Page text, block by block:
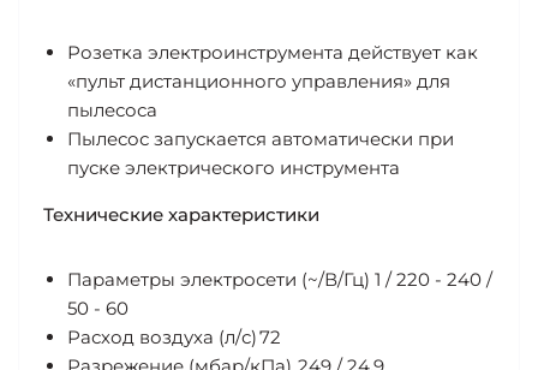
Розетка электроинструмента действует как
«пульт дистанционного управления» для
пылесоса
Пылесос запускается автоматически при
пуске электрического инструмента
Технические характеристики
Параметры электросети (~/В/Гц) 1 / 220 - 240 /
50 - 60
Расход воздуха (л/с)72